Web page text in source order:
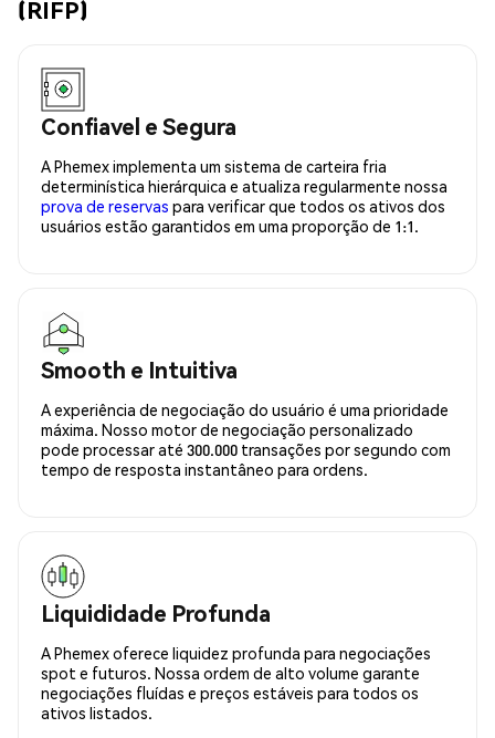
(RIFP)
Confiavel e Segura
A Phemex implementa um sistema de carteira fria
determinística hierárquica e atualiza regularmente nossa
prova de reservas para verificar que todos os ativos dos
usuários estão garantidos em uma proporção de 1:1.
Smooth e Intuitiva
A experiência de negociação do usuário é uma prioridade
máxima. Nosso motor de negociação personalizado
pode processar até 300.000 transações por segundo com
tempo de resposta instantâneo para ordens.
Liquididade Profunda
A Phemex oferece liquidez profunda para negociações
spot e futuros. Nossa ordem de alto volume garante
negociações fluídas e preços estáveis para todos os
ativos listados.